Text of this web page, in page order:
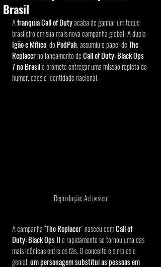
Brasil
A franquia Call of Duty acaba de ganhar um toque
brasileiro em sua mais nova campanha global. A dupla
Igão e Mítico, do PodPah, assumiu o papel de The
Replacer no lançamento de Call of Duty: Black Ops
7 no Brasil e promete entregar uma missão repleta de
humor, caos e identidade nacional.
Reprodução: Activision
A campanha “The Replacer” nasceu com Call of
Duty: Black Ops II e rapidamente se tornou uma das
mais icônicas entre os fãs. O conceito é simples e
genial: um personagem substitui as pessoas em